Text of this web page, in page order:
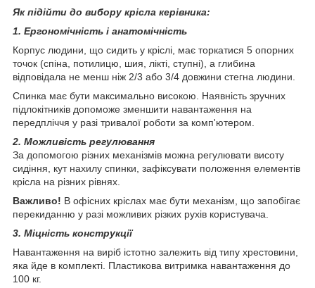
Як підійти до вибору крісла керівника:
1. Ергономічність і анатомічність
Корпус людини, що сидить у кріслі, має торкатися 5 опорних
точок (спіна, потилицю, шия, лікті, ступні), а глибина
відповідала не менш ніж 2/3 або 3/4 довжини стегна людини.
Спинка має бути максимально високою. Наявність зручних
підлокітників допоможе зменшити навантаження на
передпліччя у разі тривалої роботи за комп'ютером.
2. Можливість регулювання
За допомогою різних механізмів можна регулювати висоту
сидіння, кут нахилу спинки, зафіксувати положення елементів
крісла на різних рівнях.
Важливо! В офісних кріслах має бути механізм, що запобігає
перекиданню у разі можливих різких рухів користувача.
3. Міцність конструкції
Навантаження на виріб істотно залежить від типу хрестовини,
яка йде в комплекті. Пластикова витримка навантаження до
100 кг.